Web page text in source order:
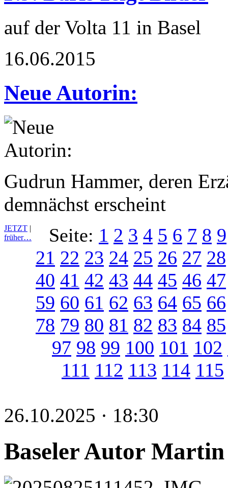
auf der Volta 11 in Basel
16.06.2015
Neue Autorin:
Gudrun Hammer, deren
demnächst erscheint
JETZT |
früher…
Seite: 1 2 3 4 5 6 7 8 9
21 22 23 24 25 26 27 28
40 41 42 43 44 45 46 47
59 60 61 62 63 64 65 66
78 79 80 81 82 83 84 85
97 98 99 100 101 102
111 112 113 114 115
26.10.2025 · 18:30
Baseler Autor